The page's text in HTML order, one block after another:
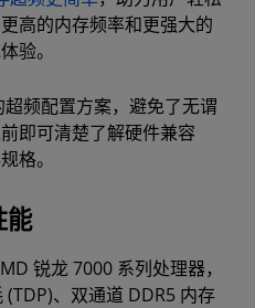
高的内存频率和更强大的
验。
频配置方案，避免了无谓
即可清楚了解硬件兼容
格。
能
锐龙 7000 系列处理器，
、双通道 DDR5 内存